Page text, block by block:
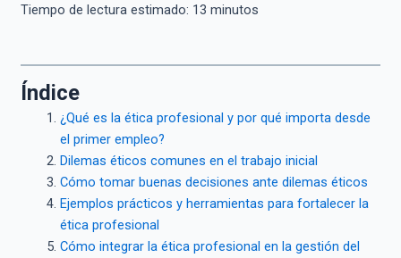
Tiempo de lectura estimado: 13 minutos
Índice
¿Qué es la ética profesional y por qué importa desde
el primer empleo?
Dilemas éticos comunes en el trabajo inicial
Cómo tomar buenas decisiones ante dilemas éticos
Ejemplos prácticos y herramientas para fortalecer la
ética profesional
Cómo integrar la ética profesional en la gestión del